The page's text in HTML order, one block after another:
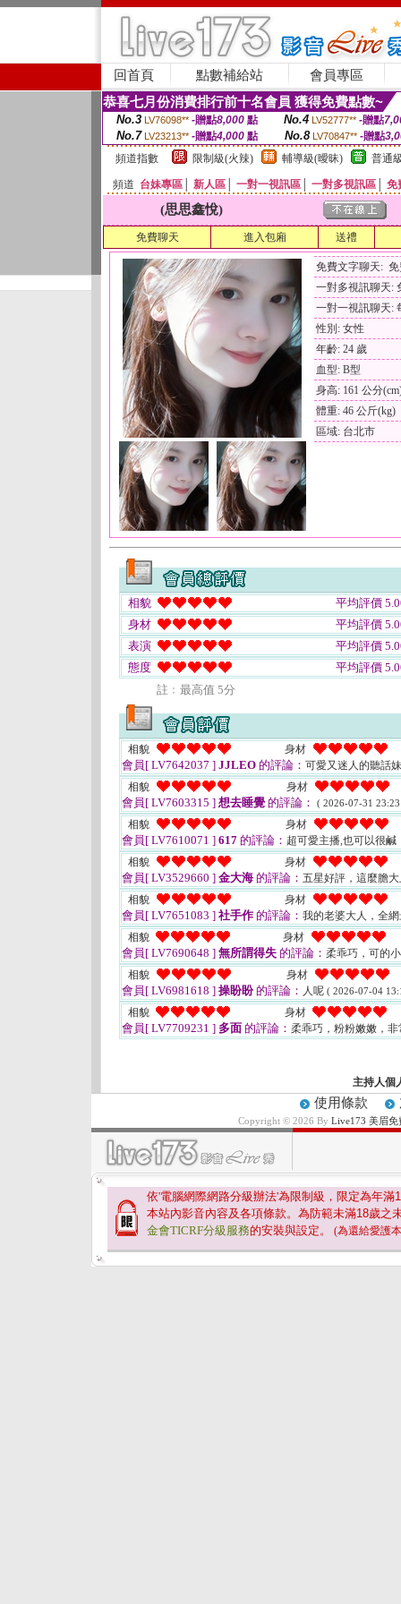
回首頁 點數補給站 會員專區
恭喜七月份消費排行前十名會員 獲得免費點數~
No.3 LV76098** -贈點8,000點 No.4 LV52777** -贈點
No.7 LV23213** -贈點4,000 點 No.8 LV70847** -贈點
頻道指數
限制級(火辣) 輔導級(曖昧) 普通
頻道 台妹專區 新人區 一對一視訊區 一對多視訊區 免
(思思鑫悅)
免費聊天 進入包廂 送禮
免費文字聊天:
一對多視訊聊天:
一對一視訊聊天:
性別: 女性
年齡: 24 歲
血型: B型
身高: 161 公分
體重: 46 公斤(kg)
區域: 台北市
相貌
平均評價
身材
平均評價
表演
平均評價
態度
平均評價
註﹕最高值 5分
相貌 身材
會員[ LV7642037 ] JJLEO 的評論： 可愛又迷人的聽話
相貌
身材
會員[ LV7603315 ] 想去睡覺 的評論： ( 2026-07-31
相貌 身材
會員[ LV7610071 ] 617 的評論： 超可愛主播,也可以很鹹
相貌
身材
會員[ LV3529660 ] 金大海 的評論： 五星好評，這麼膽
相貌
身材
會員[ LV7651083 ] 社手作 的評論： 我的老婆大人，全
相貌
身材
會員[ LV7690648 ] 無所謂得失 的評論： 柔乖巧，可的
相貌
身材
會員[ LV6981618 ] 操盼盼的評論： 人呢 ( 2026-07-04
相貌 身材
會員[ LV7709231 ] 多面 的評論： 柔乖巧，粉粉嫩嫩，
主持人個
使用條款
Copyright © 2026 By Live173 美眉
依'電腦網際網路分級辦法'為限制級，限定為年滿
本站內影音內容及各項條款。為防範未滿18歲之
金會TICRF分級服務的安裝與設定。 (為還給愛護